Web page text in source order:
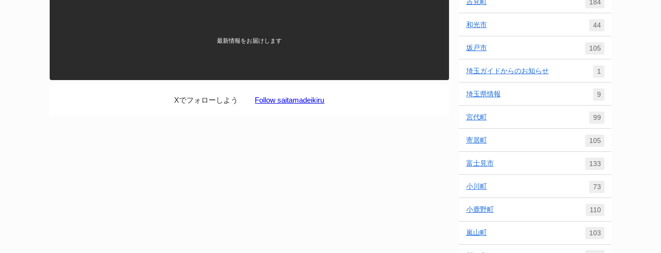
最新情報をお届けします
Xでフォローしよう Follow saitamadeikiru
184
和光市 44
坂戸市 105
埼玉ガイドからのお知らせ 1
埼玉県情報 9
宮代町 99
寄居町 105
富士見市 133
小川町 73
小鹿野町 110
嵐山町 103